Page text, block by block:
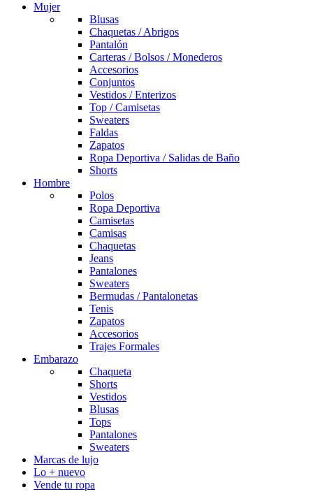
Mujer
Blusas
Chaquetas / Abrigos
Pantalón
Carteras / Bolsos / Monederos
Accesorios
Conjuntos
Vestidos / Enterizos
Top / Camisetas
Sweaters
Faldas
Zapatos
Ropa Deportiva / Salidas de Baño
Shorts
Hombre
Polos
Ropa Deportiva
Camisetas
Camisas
Chaquetas
Jeans
Pantalones
Sweaters
Bermudas / Pantalonetas
Tenis
Zapatos
Accesorios
Trajes Formales
Embarazo
Chaqueta
Shorts
Vestidos
Blusas
Tops
Pantalones
Sweaters
Marcas de lujo
Lo + nuevo
Vende tu ropa